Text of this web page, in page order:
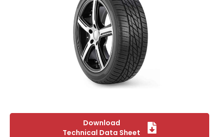
Download
Technical Data Sheet